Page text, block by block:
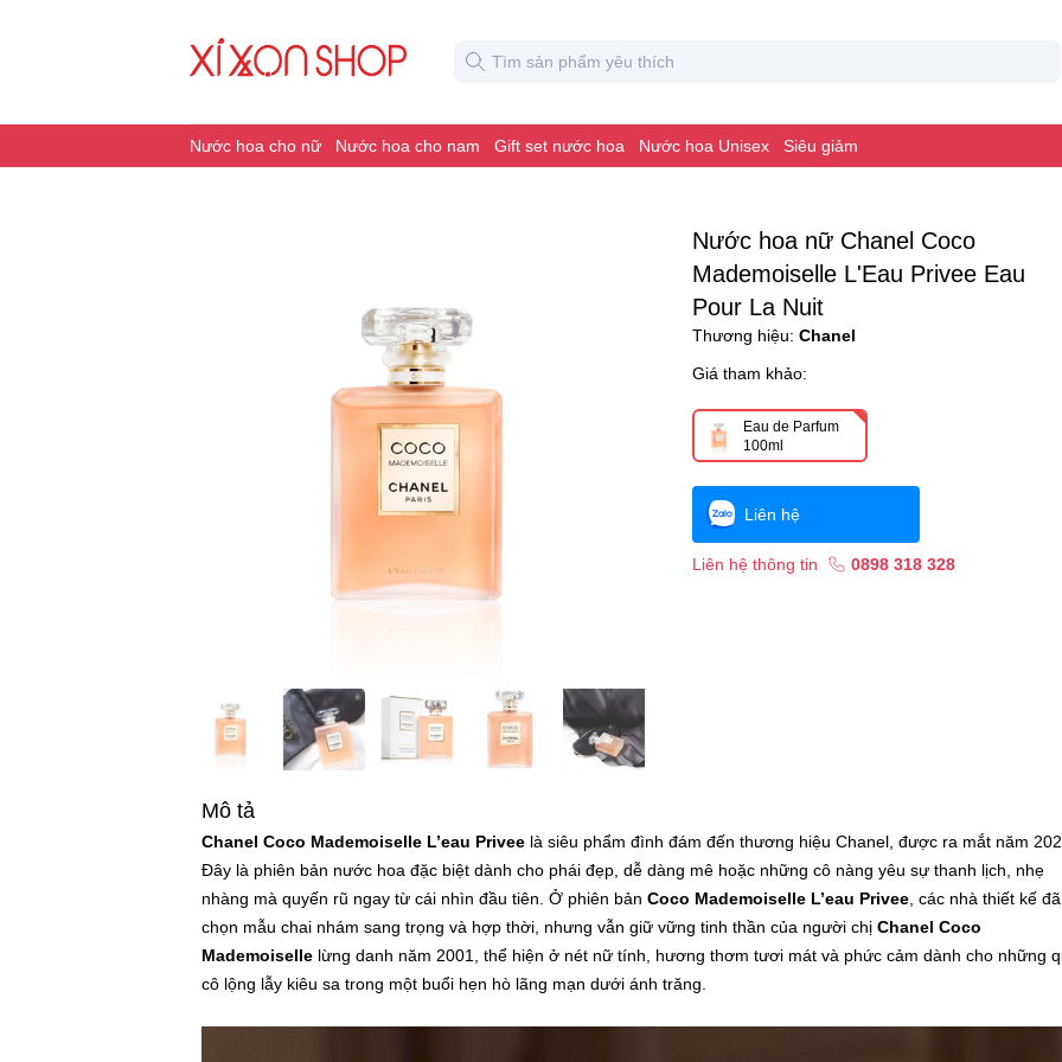
Nước hoa cho nữ Nước hoa cho nam Gift set nước hoa Nước hoa Unisex Siêu giảm
Nước hoa nữ Chanel Coco
Mademoiselle L'Eau Privee Eau
Pour La Nuit
Thương hiệu: Chanel
Giá tham khảo:
Eau de Parfum
100ml
Liên hệ
Liên hệ thông tin 0898 318 328
Mô tả
Chanel Coco Mademoiselle L’eau Privee là siêu phẩm đình đám đến thương hiệu Chanel, được ra mắt năm
Đây là phiên bản nước hoa đặc biệt dành cho phái đẹp, dễ dàng mê hoặc những cô nàng yêu sự thanh lịch, nhẹ
nhàng mà quyến rũ ngay từ cái nhìn đầu tiên. Ở phiên bản Coco Mademoiselle L’eau Privee , các nhà thiết kế đã
chọn mẫu chai nhám sang trọng và hợp thời, nhưng vẫn giữ vững tinh thần của người chị Chanel Coco
Mademoiselle lừng danh năm 2001, thể hiện ở nét nữ tính, hương thơm tươi mát và phức cảm dành cho những
cô lộng lẫy kiêu sa trong một buổi hẹn hò lãng mạn dưới ánh trăng.